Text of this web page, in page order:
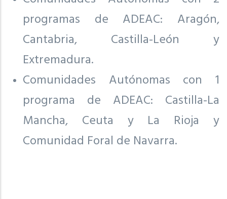
programas de ADEAC: Aragón,
Cantabria, Castilla-León y
Extremadura.
Comunidades Autónomas con 1
programa de ADEAC: Castilla-La
Mancha, Ceuta y La Rioja y
Comunidad Foral de Navarra.